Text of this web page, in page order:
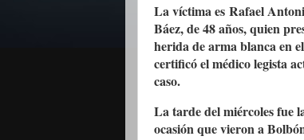
La víctima es Rafael
Báez, de 48 años, quien
herida de arma blanca en
certificó el médico legista
caso.
La tarde del miércoles fue
ocasión que vieron a